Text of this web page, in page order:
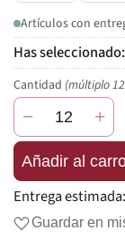
Artículos con
Cantidad (múltiplo
− +
Añadir al
Entrega estimada:
Guardar en